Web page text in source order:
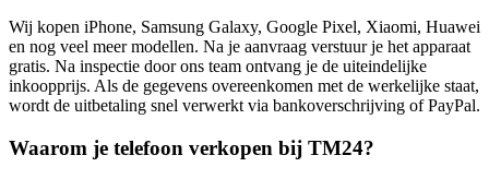
Wij kopen iPhone, Samsung Galaxy, Google Pixel, Xiaomi, Huawei
en nog veel meer modellen. Na je aanvraag verstuur je het apparaat
gratis. Na inspectie door ons team ontvang je de uiteindelijke
inkoopprijs. Als de gegevens overeenkomen met de werkelijke staat,
wordt de uitbetaling snel verwerkt via bankoverschrijving of PayPal.
Waarom je telefoon verkopen bij TM24?